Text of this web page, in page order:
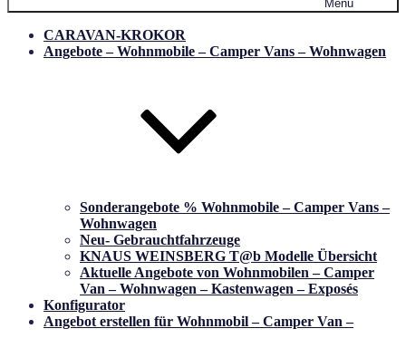
Menü
CARAVAN-KROKOR
Angebote – Wohnmobile – Camper Vans – Wohnwagen
Sonderangebote % Wohnmobile – Camper Vans –
Wohnwagen
Neu- Gebrauchtfahrzeuge
KNAUS WEINSBERG T@b Modelle Übersicht
Aktuelle Angebote von Wohnmobilen – Camper
Van – Wohnwagen – Kastenwagen – Exposés
Konfigurator
Angebot erstellen für Wohnmobil – Camper Van –